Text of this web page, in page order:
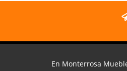
En Monterrosa